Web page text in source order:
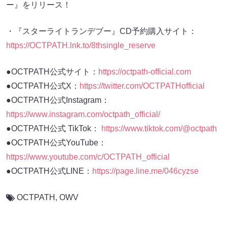
ー』をリリース！
・『スターライトランデブー』CD予約購入サイト：
https://OCTPATH.lnk.to/8thsingle_reserve
●OCTPATH公式サイト： https://octpath-official.com
●OCTPATH公式X： https://twitter.com/OCTPATHofficial
●OCTPATH公式Instagram：
https://www.instagram.com/octpath_official/
●OCTPATH公式 TikTok：
https://www.tiktok.com/@octpath
●OCTPATH公式YouTube：
https://www.youtube.com/c/OCTPATH_official
●OCTPATH公式LINE： https://page.line.me/046cyzse
OCTPATH , OWV